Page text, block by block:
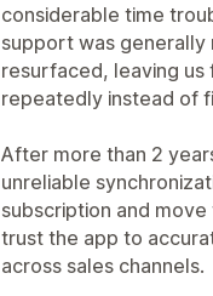
considerable time
support was generally
resurfaced, leaving
repeatedly instead of
After more than 2
unreliable
subscription and
trust the app to
across sales channels.